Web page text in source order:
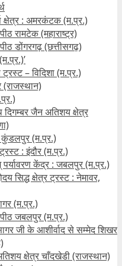
क्षेत्र : अमरकंटक (म.प्र.)
रामटेक (महाराष्ट्र)
डोंगरगढ़ (छत्तीसगढ़)
– विदिशा (म.प्र.)
(राजस्थान)
दिगम्बर जैन अतिशय क्षे‍त्र
: कुंडलपुर (म.प्र.)
: इंदौर (म.प्र.)
पर्यावरण केंद्र : जबलपुर (म.प्र.)
सिद्ध क्षेत्र ट्रस्ट : नेमावर,
(म.प्र.)
जबलपुर (म.प्र.)
जी के आशीर्वाद से सम्मेद शिखर
क्षेत्र चाँदखेडी (राजस्थान)